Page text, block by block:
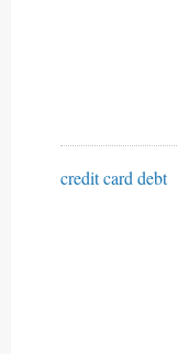
credit card debt